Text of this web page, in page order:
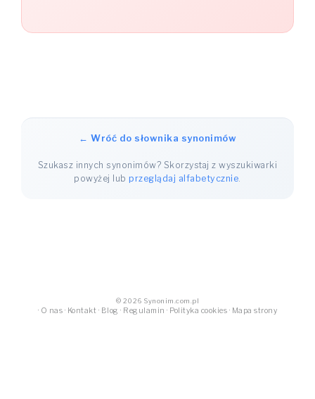
← Wróć do słownika synonimów
Szukasz innych synonimów? Skorzystaj z wyszukiwarki
powyżej lubprzeglądaj alfabetycznie.
© 2026 Synonim.com.pl
· O nas · Kontakt · Blog · Regulamin · Polityka cookies · Mapa strony